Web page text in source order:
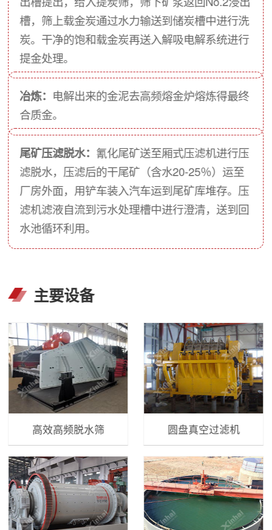
槽，筛上载金炭通过水力输送到储炭槽中进行洗
炭。干净的饱和载金炭再送入解吸电解系统进行
提金处理。
冶炼： 电解出来的金泥去高频熔金炉熔炼得最终
合质金。
尾矿压滤脱水： 氰化尾矿送至厢式压滤机进行压
滤脱水，压滤后的干尾矿（含水20-25％）运至
厂房外面，用铲车装入汽车运到尾矿库堆存。压
滤机滤液自流到污水处理槽中进行澄清，送到回
水池循环利用。
主要设备
高效高频脱水筛 圆盘真空过滤机